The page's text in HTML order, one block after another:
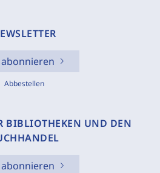
abonnieren
Abbestellen
BIBLIOTHEKEN UND DEN
abonnieren